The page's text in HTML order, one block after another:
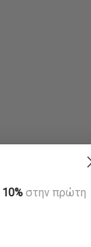
10% στην πρώτη